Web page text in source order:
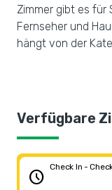
Zimmer gibt es für
Fernseher und
hängt von der
Verfügbare
schedule
Check In -